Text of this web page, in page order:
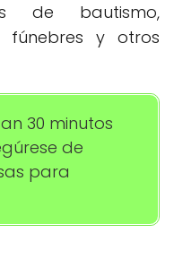
de bautismo,
fúnebres y otros
30 minutos
de
para